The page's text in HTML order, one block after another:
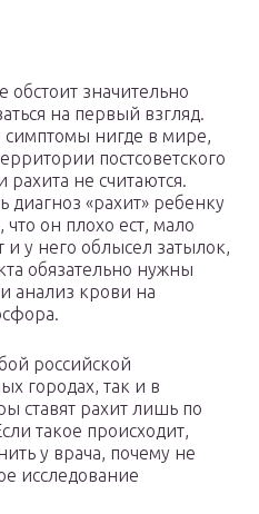
обстоит значительно
на первый взгляд.
нигде в мире,
постсоветского
рахита не считаются.
диагноз «рахит» ребенку
он плохо ест, мало
и у него облысел затылок,
обязательно нужны
анализ крови на
российской
городах, так и в
ставят рахит лишь по
такое происходит,
у врача, почему не
исследование